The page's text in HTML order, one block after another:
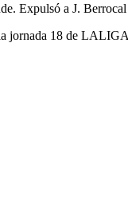
Expulsó a J.
18 de